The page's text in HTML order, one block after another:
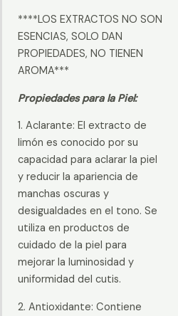
****LOS EXTRACTOS NO SON
ESENCIAS, SOLO DAN
PROPIEDADES, NO TIENEN
AROMA***
Propiedades para la Piel:
1. Aclarante: El extracto de
limón es conocido por su
capacidad para aclarar la piel
y reducir la apariencia de
manchas oscuras y
desigualdades en el tono. Se
utiliza en productos de
cuidado de la piel para
mejorar la luminosidad y
uniformidad del cutis.
2. Antioxidante: Contiene